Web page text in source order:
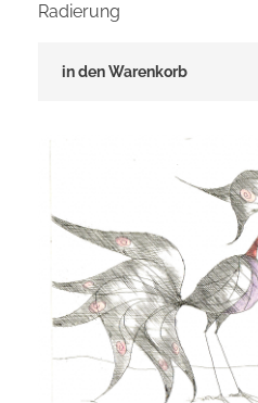
Radierung
in den Warenkorb